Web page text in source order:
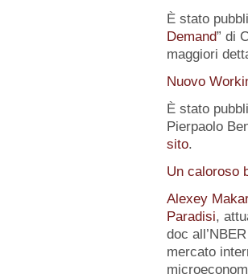
È stato
Demand” di
maggiori
Nuovo
È stato
Pierpaolo
sito.
Un caloroso
Alexey
Paradisi,
doc
mercato